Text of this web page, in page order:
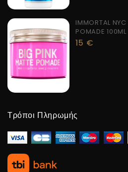
IMMORTAL
POMADE 100ML
15 €
Τρόποι Πληρωμής